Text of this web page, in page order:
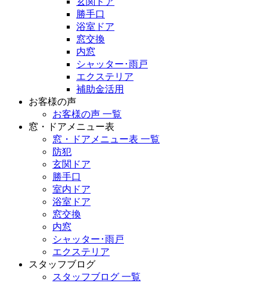
勝手口
浴室ドア
窓交換
内窓
シャッター･雨戸
エクステリア
補助金活用
お客様の声
お客様の声 一覧
窓・ドアメニュー表
窓・ドアメニュー表 一覧
防犯
玄関ドア
勝手口
室内ドア
浴室ドア
窓交換
内窓
シャッター･雨戸
エクステリア
スタッフブログ
スタッフブログ 一覧